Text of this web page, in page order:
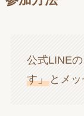
公式LINE
す」とメッ